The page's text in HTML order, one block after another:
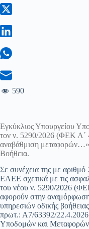
590
Εγκύκλιος Υπουργείου
τον ν. 5290/2026 (ΦΕΚ Α΄
αναβάθμιση μεταφορών…»
Βοήθεια.
Σε συνέχεια της με
ΕΑΕΕ σχετικά με τις
του νέου ν. 5290/2026
αφορούν στην
υπηρεσιών οδικής
πρωτ.: Α7/63392/22.4.2026
Υποδομών και Μεταφορών